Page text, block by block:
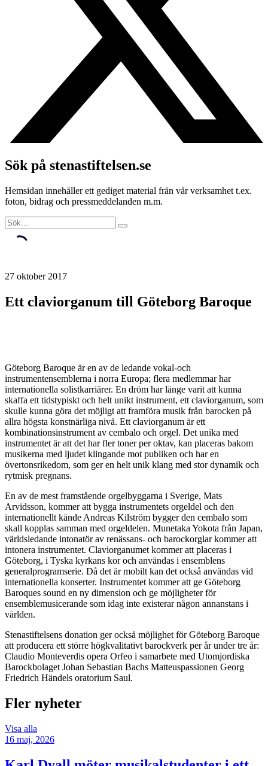
Sök på stenastiftelsen.se
Hemsidan innehåller ett gediget material från vår verksamhet t.ex.
foton, bidrag och pressmeddelanden m.m.
27 oktober 2017
Ett claviorganum till Göteborg Baroque
Göteborg Baroque är en av de ledande vokal-och
instrumentensemblerna i norra Europa; flera medlemmar har
internationella solistkarriärer. En dröm har länge varit att kunna
skaffa ett tidstypiskt och helt unikt instrument, ett claviorganum, som
skulle kunna göra det möjligt att framföra musik från barocken på
allra högsta konstnärliga nivå. Ett claviorganum är ett
kombinationsinstrument av cembalo och orgel. Det unika med
instrumentet är att det har fler toner per oktav, kan placeras bakom
musikerna med ljudet klingande mot publiken och har en
övertonsrikedom, som ger en helt unik klang med stor dynamik och
rytmisk pregnans.
En av de mest framstående orgelbyggarna i Sverige, Mats
Arvidsson, kommer att bygga instrumentets orgeldel och den
internationellt kände Andreas Kilström bygger den cembalo som
skall kopplas samman med orgeldelen. Munetaka Yokota från Japan,
världsledande intonatör av renässans- och barockorglar kommer att
intonera instrumentet. Claviorganumet kommer att placeras i
Göteborg, i Tyska kyrkans kor och användas i ensemblens
generalprogramserie. Då det är mobilt kan det också användas vid
internationella konserter. Instrumentet kommer att ge Göteborg
Baroques sound en ny dimension och ge möjligheter för
ensemblemusicerande som idag inte existerar någon annanstans i
världen.
Stenastiftelsens donation ger också möjlighet för Göteborg Baroque
att producera ett större högkvalitativt barockverk per år under tre år:
Claudio Monteverdis opera Orfeo i samarbete med Utomjordiska
Barockbolaget Johan Sebastian Bachs Matteuspassionen Georg
Friedrich Händels oratorium Saul.
Fler nyheter
Visa alla
16 maj, 2026